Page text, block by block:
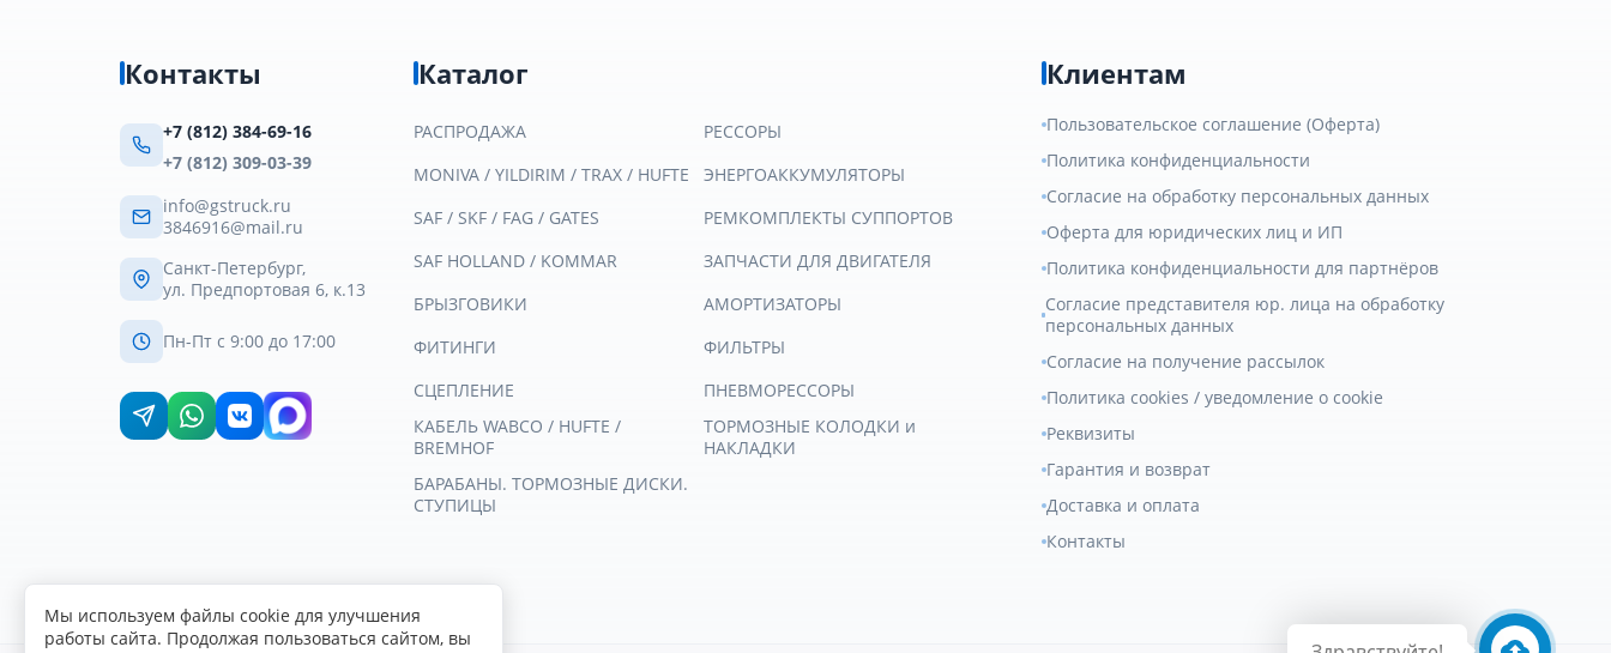
Контакты
+7 (812) 384-69-16
+7 (812) 309-03-39
info@gstruck.ru
3846916@mail.ru
Санкт-Петербург,
ул. Предпортовая 6, к.13
Пн-Пт с 9:00 до 17:00
Каталог
РАСПРОДАЖА
MONIVA / YILDIRIM / TRAX / HUFTE
SAF / SKF / FAG / GATES
SAF HOLLAND / KOMMAR
БРЫЗГОВИКИ
ФИТИНГИ
СЦЕПЛЕНИЕ
КАБЕЛЬ WABCO / HUFTE /
BREMHOF
БАРАБАНЫ. ТОРМОЗНЫЕ ДИСКИ.
СТУПИЦЫ
РЕССОРЫ
ЭНЕРГОАККУМУЛЯТОРЫ
РЕМКОМПЛЕКТЫ СУППОРТОВ
ЗАПЧАСТИ ДЛЯ ДВИГАТЕЛЯ
АМОРТИЗАТОРЫ
ФИЛЬТРЫ
ПНЕВМОРЕССОРЫ
ТОРМОЗНЫЕ КОЛОДКИ и
НАКЛАДКИ
Клиентам
Пользовательское соглашение (Оферта)
Политика конфиденциальности
Согласие на обработку персональных данных
Оферта для юридических лиц и ИП
Политика конфиденциальности для партнёров
Согласие представителя юр. лица на обработку
персональных данных
Согласие на получение рассылок
Политика cookies / уведомление о cookie
Реквизиты
Гарантия и возврат
Доставка и оплата
Контакты
Мы используем файлы cookie для улучшения
работы сайта. Продолжая пользоваться сайтом, вы